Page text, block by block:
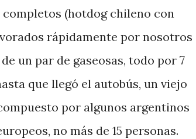
(hotdog chileno con
rápidamente por nosotros
un par de gaseosas, todo por 7
que llegó el autobús, un viejo
por algunos argentinos
no más de 15 personas.